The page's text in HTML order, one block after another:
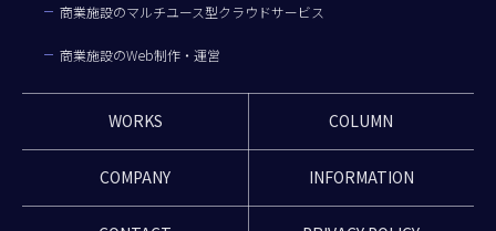
商業施設のマルチユース型クラウドサービス
商業施設のWeb制作・運営
WORKS COLUMN
COMPANY INFORMATION